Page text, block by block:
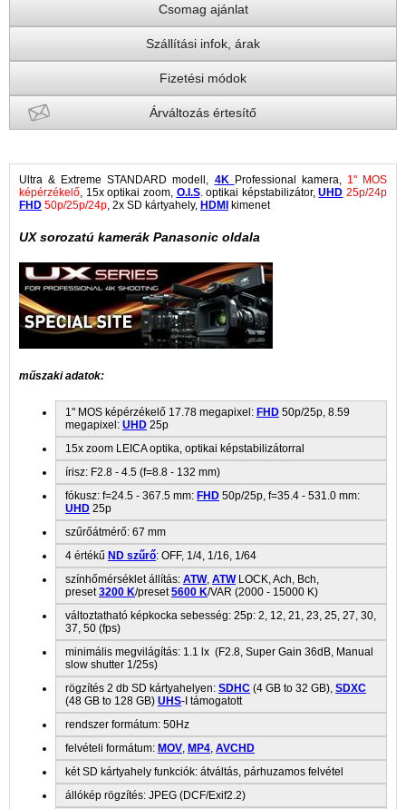
Csomag ajánlat
Szállítási infok, árak
Fizetési módok
Árváltozás értesítő
Ultra & Extreme STANDARD modell, 4K Professional kamera, 1" MOS
képérzékelő , 15x optikai zoom, O.I.S. optikai képstabilizátor,UHD 25p/24p
FHD 50p/25p/24p , 2x SD kártyahely, HDMI kimenet
UX sorozatú kamerák Panasonic oldala
műszaki adatok:
1" MOS képérzékelő 17.78 megapixel: FHD 50p/25p, 8.59
megapixel: UHD 25p
15x zoom LEICA optika, optikai képstabilizátorral
írisz: F2.8 - 4.5 (f=8.8 - 132 mm)
fókusz: f=24.5 - 367.5 mm: FHD 50p/25p, f=35.4 - 531.0 mm:
UHD 25p
szűrőátmérő: 67 mm
4 értékű ND szűrő: OFF, 1/4, 1/16, 1/64
színhőmérséklet állítás: ATW, ATWLOCK, Ach, Bch,
preset3200 K/preset5600 K/VAR (2000 - 15000 K)
változtatható képkocka sebesség: 25p: 2, 12, 21, 23, 25, 27, 30,
37, 50 (fps)
minimális megvilágítás: 1.1 lx (F2.8, Super Gain 36dB, Manual
slow shutter 1/25s)
rögzítés 2 db SD kártyahelyen: SDHC (4 GB to 32 GB), SDXC
(48 GB to 128 GB) UHS-I támogatott
rendszer formátum: 50Hz
felvételi formátum: MOV MP4 AVCHD
két SD kártyahely funkciók: átváltás, párhuzamos felvétel
állókép rögzítés: JPEG (DCF/Exif2.2)